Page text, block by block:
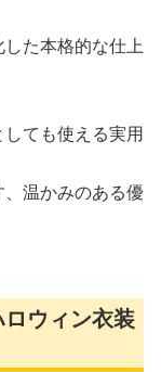
た本格的な仕上
ても使える実用
温かみのある優
ウィン衣装